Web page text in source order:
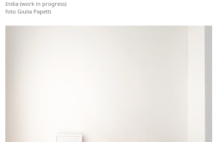
India (work in progress)
foto Giulia Papetti